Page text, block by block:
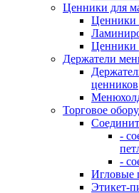
Ценники для
Ценники
Ценники
Держатели
ценников
Торговое
-
-
Игловые
Этикет-